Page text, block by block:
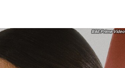
Prime Video